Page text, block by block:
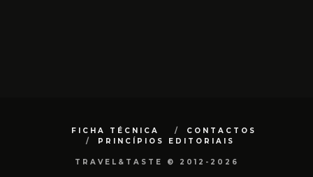
FICHA TÉCNICA
CONTACTOS
PRINCÍPIOS EDITORIAIS
TRAVEL&TASTE © 2012-2026